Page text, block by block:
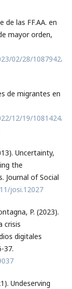
de las FF.AA. en
mayor orden,
02/28/1087942/
de migrantes en
12/19/1081424/
Uncertainty,
the
Journal of Social
josi.12027
P. (2023).
crisis
digitales
37.
Undeserving